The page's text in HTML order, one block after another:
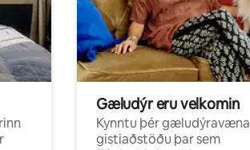
Gæludýr eru velkomin
Kynntu þér gæludýravæna
gistiaðstöðu þar sem